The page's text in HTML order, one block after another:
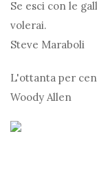
Se esci con le
volerai.
Steve Maraboli
L'ottanta per
Woody Allen